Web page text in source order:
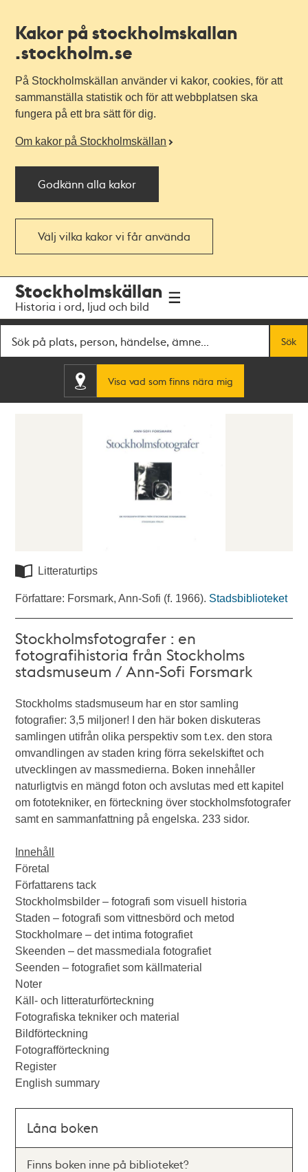
Kakor på stockholmskallan
.stockholm.se
På Stockholmskällan använder vi kakor, cookies, för att
sammanställa statistik och för att webbplatsen ska
fungera på ett bra sätt för dig.
Om kakor på Stockholmskällan
Godkänn alla kakor
Välj vilka kakor vi får använda
navigationen
huvudinnehållet
Stockholmskällan
Historia i ord, ljud och bild
Sök
Visa vad som finns nära mig
Litteraturtips
Författare: Forsmark, Ann-Sofi (f. 1966). Stadsbiblioteket
Stockholmsfotografer : en
fotografihistoria från Stockholms
stadsmuseum / Ann-Sofi Forsmark
Stockholms stadsmuseum har en stor samling
fotografier: 3,5 miljoner! I den här boken diskuteras
samlingen utifrån olika perspektiv som t.ex. den stora
omvandlingen av staden kring förra sekelskiftet och
utvecklingen av massmedierna. Boken innehåller
naturligtvis en mängd foton och avslutas med ett kapitel
om fototekniker, en förteckning över stockholmsfotografer
samt en sammanfattning på engelska. 233 sidor.
Innehåll
Företal
Författarens tack
Stockholmsbilder – fotografi som visuell historia
Staden – fotografi som vittnesbörd och metod
Stockholmare – det intima fotografiet
Skeenden – det massmediala fotografiet
Seenden – fotografiet som källmaterial
Noter
Käll- och litteraturförteckning
Fotografiska tekniker och material
Bildförteckning
Fotografförteckning
Register
English summary
Låna boken
Finns boken inne på biblioteket?